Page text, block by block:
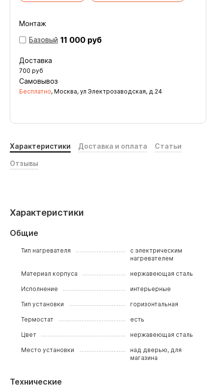
Монтаж
Базовый 11 000 руб
Доставка
700 руб
Самовывоз
Бесплатно, Москва, ул Электрозаводская, д.24
Характеристики Доставка и оплата Статьи
Отзывы
Характеристики
Общие
Тип нагревателя
с электрическим
нагревателем
Материал корпуса нержавеющая сталь
Исполнение интерьерные
Тип установки горизонтальная
Термостат есть
Цвет нержавеющая сталь
Место установки
над дверью, для
магазина
Технические